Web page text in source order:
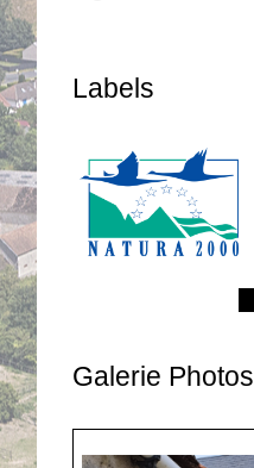
Labels
Galerie Photos